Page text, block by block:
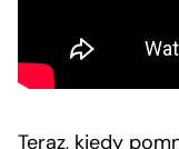
Teraz, kiedy